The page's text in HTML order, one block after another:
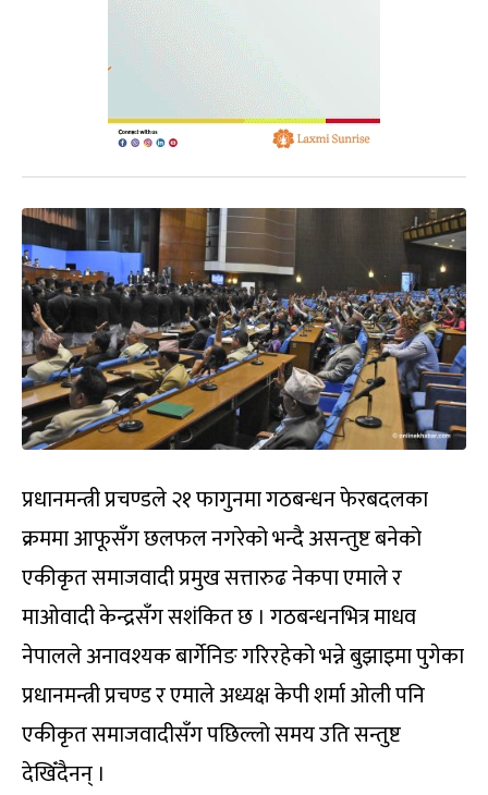
प्रधानमन्त्री प्रचण्डले २१ फागुनमा गठबन्धन फेरबदलका
क्रममा आफूसँग छलफल नगरेको भन्दै असन्तुष्ट बनेको
एकीकृत समाजवादी प्रमुख सत्तारुढ नेकपा एमाले र
माओवादी केन्द्रसँग सशंकित छ । गठबन्धनभित्र माधव
नेपालले अनावश्यक बार्गेनिङ गरिरहेको भन्ने बुझाइमा पुगेका
प्रधानमन्त्री प्रचण्ड र एमाले अध्यक्ष केपी शर्मा ओली पनि
एकीकृत समाजवादीसँग पछिल्लो समय उति सन्तुष्ट
देखिँदैनन् ।